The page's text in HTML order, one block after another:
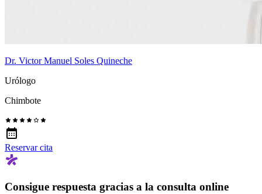
Dr. Victor Manuel Soles Quineche
Urólogo
Chimbote
Reservar cita
Consigue respuesta gracias a la consulta online